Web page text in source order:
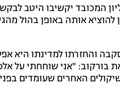
המכובד יקשיבו היטב
להוציא אותה באופן בהול
והחזרתו למדינתו היא
בורקוב: "אני שוחחתי על
האחרים שעומדים